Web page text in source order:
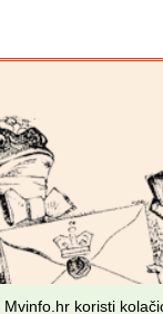
Mvinfo.hr koristi